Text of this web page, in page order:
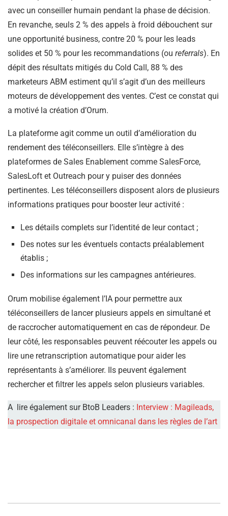
avec un conseiller humain pendant la phase de décision.
En revanche, seuls 2 % des appels à froid débouchent sur
une opportunité business, contre 20 % pour les leads
solides et 50 % pour les recommandations (ou referrals). En
dépit des résultats mitigés du Cold Call, 88 % des
marketeurs ABM estiment qu’il s’agit d’un des meilleurs
moteurs de développement des ventes. C’est ce constat qui
a motivé la création d’Orum.
La plateforme agit comme un outil d’amélioration du
rendement des téléconseillers. Elle s’intègre à des
plateformes de Sales Enablement comme SalesForce,
SalesLoft et Outreach pour y puiser des données
pertinentes. Les téléconseillers disposent alors de plusieurs
informations pratiques pour booster leur activité :
Les détails complets sur l’identité de leur contact ;
Des notes sur les éventuels contacts préalablement
établis ;
Des informations sur les campagnes antérieures.
Orum mobilise également l’IA pour permettre aux
téléconseillers de lancer plusieurs appels en simultané et
de raccrocher automatiquement en cas de répondeur. De
leur côté, les responsables peuvent réécouter les appels ou
lire une retranscription automatique pour aider les
représentants à s’améliorer. Ils peuvent également
rechercher et filtrer les appels selon plusieurs variables.
A lire également sur BtoB Leaders : Interview : Magileads,
la prospection digitale et omnicanal dans les règles de l’art